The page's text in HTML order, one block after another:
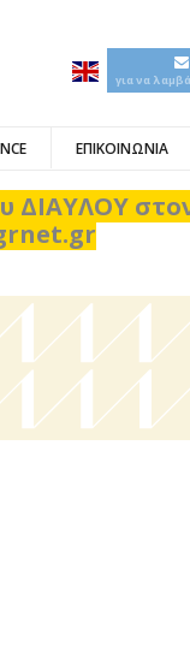
για να
ΕΠΙΚΟΙΝΩΝΙΑ
ΔΙΑΥΛΟΥ